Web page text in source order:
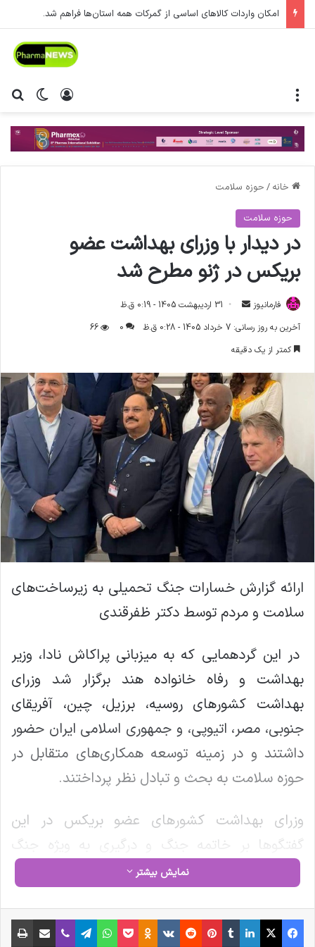
امکان واردات کالاهای اساسی از گمرکات همه استان‌ها فراهم شد.
تغییر ورود
خانه / حوزه سلامت
حوزه سلامت
در دیدار با وزرای بهداشت عضو
بریکس در ژنو مطرح شد
فارمانیوز
ا
ل
ا
ی
م
ی
31 اردیبهشت 1405 - 0:19 ق.ظ
آخرین به روز رسانی: 7 خرداد 1405 - 0:28 ق.ظ
0
66
کمتر از یک دقیقه
ارائه گزارش خسارات جنگ تحمیلی به زیرساخت‌های
سلامت و مردم توسط دکتر ظفرقندی
در این گردهمایی که به میزبانی پراکاش نادا، وزیر
بهداشت و رفاه خانواده هند برگزار شد وزرای
بهداشت کشورهای روسیه، برزیل، چین، آفریقای
جنوبی، مصر، اتیوپی، و جمهوری اسلامی ایران حضور
داشتند و در زمینه توسعه همکاری‌های متقابل در
حوزه سلامت به بحث و تبادل نظر پرداختند.
وزرای بهداشت کشورهای عضو بریکس در این
گفتگوها بر خاتمه جنگ و درگیری به ویژه جنگ
تحمیلی علیه ایران و نیز بازگشت آرامش به منطقه
نوشته های مشابه
نمایش بیشتر
فیس بوک X لینکدین ‫تامبلر ‫پین‌ترست ‫رددیت ‫VKontakte
‫Odnoklassniki پاکت واتس آپ تلگرام وایبر اشتراک گذاری از طریق ایمیل